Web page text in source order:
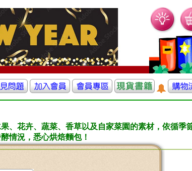
、花卉、蔬菜、香草以及自家菜園的素材，依循季
情況，悉心烘焙麵包！